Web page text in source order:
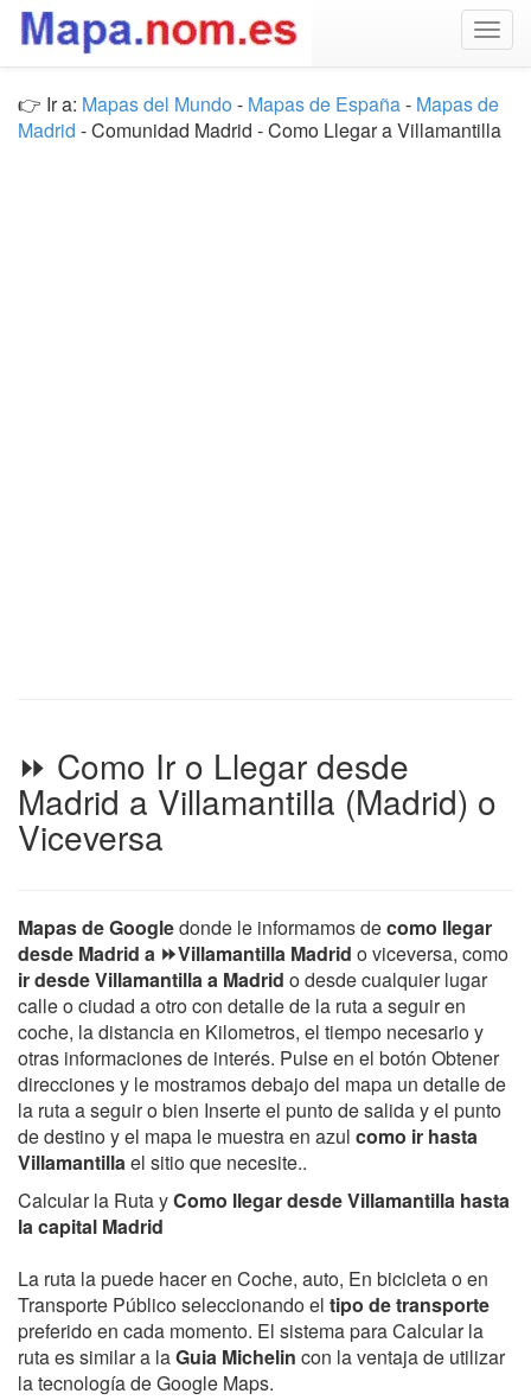
👉 Ir a: Mapas del Mundo - Mapas de España- Mapas de
Madrid - Comunidad Madrid - Como Llegar a Villamantilla
⏩ Como Ir o Llegar desde
Madrid a Villamantilla (Madrid) o
Viceversa
Mapas de Googledonde le informamos decomo llegar
desde Madrid a ⏩Villamantilla Madrid o viceversa, como
ir desde Villamantilla a Madrid o desde cualquier lugar
calle o ciudad a otro con detalle de la ruta a seguir en
coche, la distancia en Kilometros, el tiempo necesario y
otras informaciones de interés. Pulse en el botón Obtener
direcciones y le mostramos debajo del mapa un detalle de
la ruta a seguir o bien Inserte el punto de salida y el punto
de destino y el mapa le muestra en azul como ir hasta
Villamantillael sitio que necesite..
Calcular la Ruta yComo llegar desde Villamantilla hasta
la capital Madrid
La ruta la puede hacer en Coche, auto, En bicicleta o en
Transporte Público seleccionando el tipo de transporte
preferido en cada momento. El sistema para Calcular la
ruta es similar a laGuia Michelin con la ventaja de utilizar
la tecnología de Google Maps.